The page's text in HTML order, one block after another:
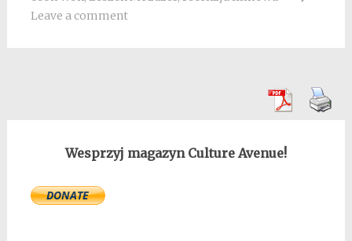
Leave a comment
Wesprzyj magazyn Culture Avenue!